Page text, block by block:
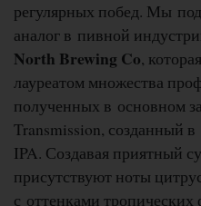
регулярных побед. Мы
аналог в пивной
North Brewing Co,
лауреатом множества
полученных в основном
Transmission, созданный
IPA. Создавая приятный
присутствуют ноты
с оттенками тропических